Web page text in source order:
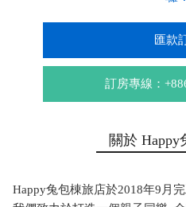
匯款
訂房專線：
關於 Happy
Happy兔包棟旅店於2018年9月